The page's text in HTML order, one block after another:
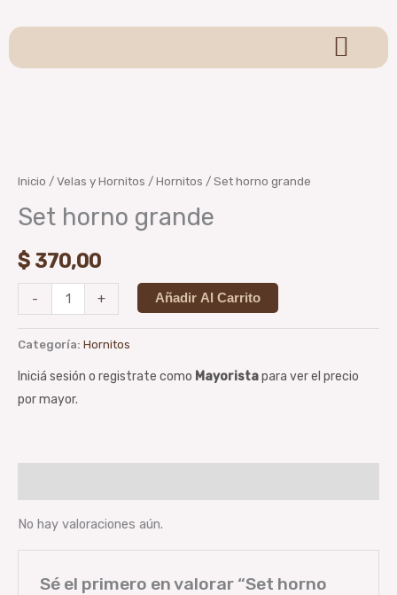
contenido
Inicio /Velas y Hornitos /Hornitos / Set horno grande
Set horno grande
$ 370,00
-
grande
+ Añadir Al Carrito
Categoría: Hornitos
Iniciá sesión o registrate como Mayoristapara ver el precio
por mayor.
No hay valoraciones aún.
Sé el primero en valorar “Set horno